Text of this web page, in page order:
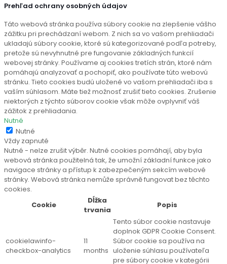
Prehľad ochrany osobných údajov
Táto webová stránka používa súbory cookie na zlepšenie vášho
zážitku pri prechádzaní webom. Z nich sa vo vašom prehliadači
ukladajú súbory cookie, ktoré sú kategorizované podľa potreby,
pretože sú nevyhnutné pre fungovanie základných funkcií
webovej stránky. Používame aj cookies tretích strán, ktoré nám
pomáhajú analyzovať a pochopiť, ako používate túto webovú
stránku. Tieto cookies budú uložené vo vašom prehliadači iba s
vaším súhlasom. Máte tiež možnosť zrušiť tieto cookies. Zrušenie
niektorých z týchto súborov cookie však môže ovplyvniť váš
zážitok z prehliadania.
Nutné
Nutné
Vždy zapnuté
Nutné - nelze zrušit výběr. Nutné cookies pomáhají, aby byla
webová stránka použitelná tak, že umožní základní funkce jako
navigace stránky a přístup k zabezpečeným sekcím webové
stránky. Webová stránka nemůže správně fungovat bez těchto
cookies.
Cookie
Dĺžka
trvania
Popis
cookielawinfo-
checkbox-analytics
11
months
Tento súbor cookie nastavuje
doplnok GDPR Cookie Consent.
Súbor cookie sa používa na
uloženie súhlasu používateľa
pre súbory cookie v kategórii